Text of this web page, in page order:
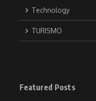
Technology
TURISMO
Featured Posts